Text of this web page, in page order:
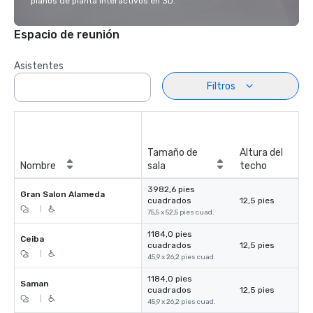
Espacio de reunión
Asistentes
Filtros
Nombre
Tamaño de
sala
Altura del
techo
Gran Salon Alameda
3982,6 pies
cuadrados
75,5 x 52,5 pies cuad.
12,5 pies
Ceiba
1184,0 pies
cuadrados
45,9 x 26,2 pies cuad.
12,5 pies
Saman
1184,0 pies
cuadrados
45,9 x 26,2 pies cuad.
12,5 pies